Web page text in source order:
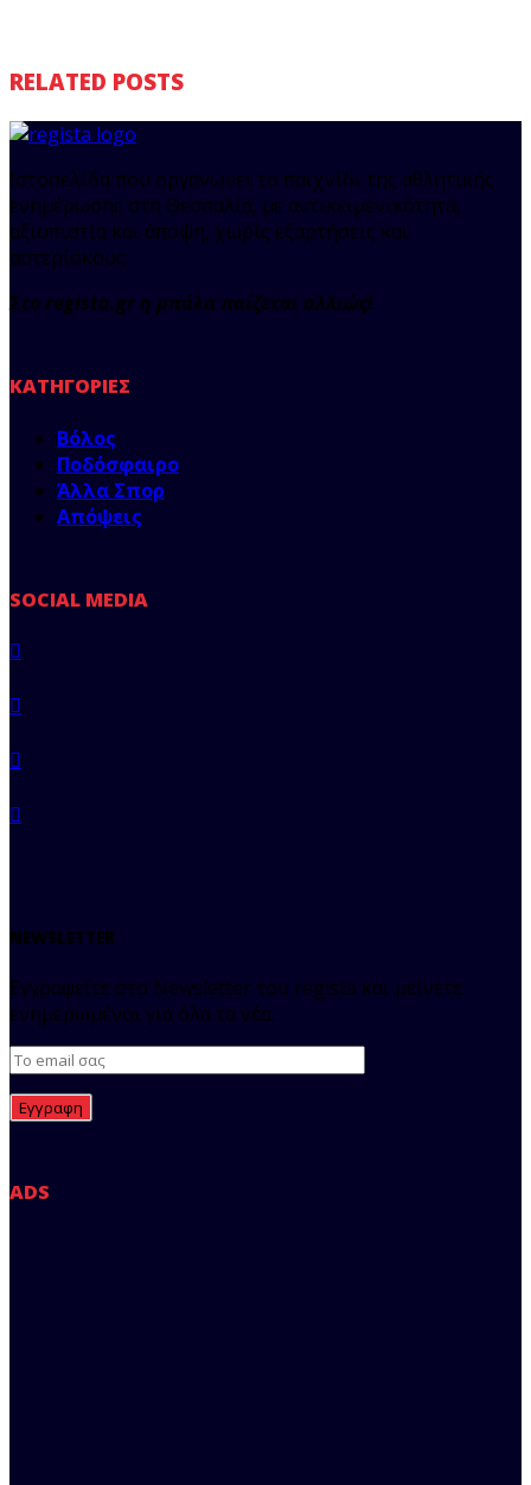
RELATED POSTS
Ιστοσελίδα που οργανώνει το παιχνίδι της αθλητικής
ενημέρωσης στη Θεσσαλία, με αντικειμενικότητα,
αξιοπιστία και άποψη, χωρίς εξαρτήσεις και
αστερίσκους.
Στο regista.gr η μπάλα παίζεται αλλιώς!
ΚΑΤΗΓΟΡΊΕΣ
Βόλος
Ποδόσφαιρο
Άλλα Σπορ
Απόψεις
SOCIAL MEDIA
NEWSLETTER
Εγγραφείτε στο Newsletter του regista και μείνετε
ενημερωμένοι για όλα τα νέα.
ADS